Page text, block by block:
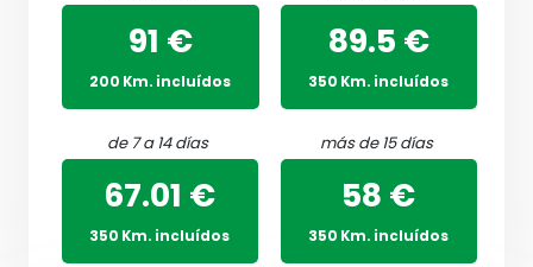
91 €
200 Km. incluídos
89.5 €
350 Km. incluídos
de 7 a 14 días
67.01 €
350 Km. incluídos
más de 15 días
58 €
350 Km. incluídos